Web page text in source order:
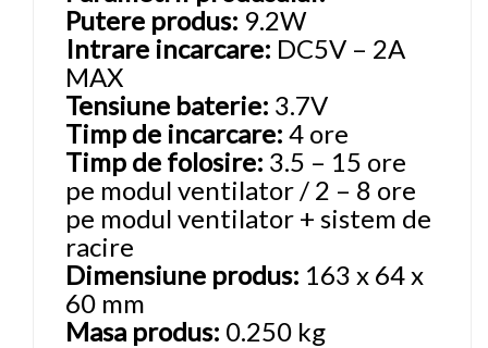
Putere produs: 9.2W
Intrare incarcare: DC5V – 2A
MAX
Tensiune baterie: 3.7V
Timp de incarcare: 4 ore
Timp de folosire: 3.5 – 15 ore
pe modul ventilator / 2 – 8 ore
pe modul ventilator + sistem de
racire
Dimensiune produs: 163 x 64 x
60 mm
Masa produs: 0.250 kg